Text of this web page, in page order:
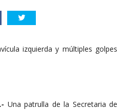
izquierda y múltiples golpes
Una patrulla de la Secretaria de